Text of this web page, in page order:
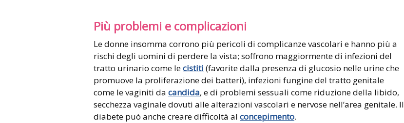
Più problemi e complicazioni
Le donne insomma corrono più pericoli di complicanze vascolari e hanno più a
rischi degli uomini di perdere la vista; soffrono maggiormente di infezioni del
tratto urinario come lecistiti (favorite dalla presenza di glucosio nelle urine che
promuove la proliferazione dei batteri), infezioni fungine del tratto genitale
come le vaginiti da candida, e di problemi sessuali come riduzione della libido,
secchezza vaginale dovuti alle alterazioni vascolari e nervose nell’area genitale. Il
diabete può anche creare difficoltà al concepimento.